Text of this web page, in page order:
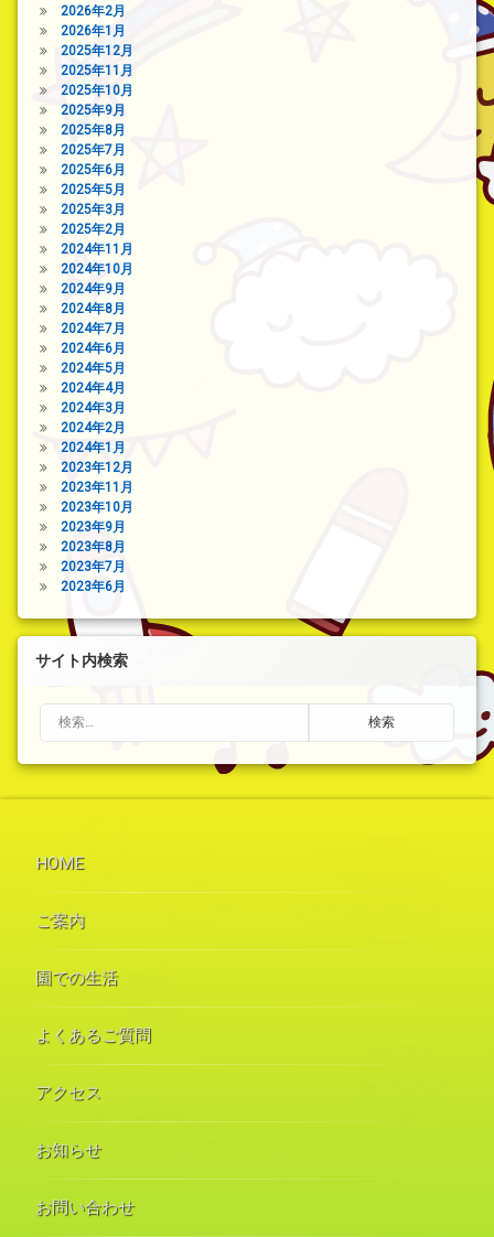
2026年2月
2026年1月
2025年12月
2025年11月
2025年10月
2025年9月
2025年8月
2025年7月
2025年6月
2025年5月
2025年3月
2025年2月
2024年11月
2024年10月
2024年9月
2024年8月
2024年7月
2024年6月
2024年5月
2024年4月
2024年3月
2024年2月
2024年1月
2023年12月
2023年11月
2023年10月
2023年9月
2023年8月
2023年7月
2023年6月
サイト内検索
検索:
HOME
ご案内
園での生活
よくあるご質問
アクセス
お知らせ
お問い合わせ